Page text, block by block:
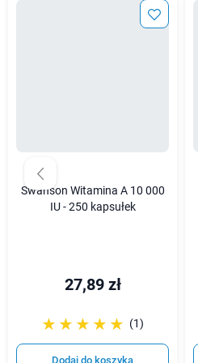
Swanson Witamina A 10 000
IU - 250 kapsułek
27,89 zł
☆☆☆☆☆
★★★★★ (1)
Dodaj do koszyka